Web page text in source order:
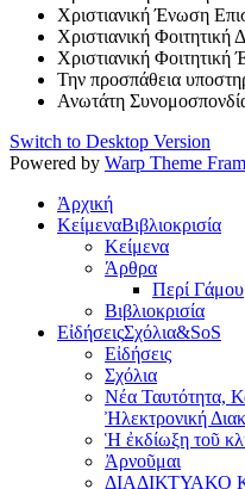
Χριστιανική Ένωση
Χριστιανική
Χριστιανική
Την προσπάθεια
Ανωτάτη
Switch to Desktop Version
Powered by Warp Theme
Ἀρχική
ΚείμεναΒιβλιοκρισία
Κείμενα
Άρθρα
Περί Γάμου
Βιβλιοκρισία
ΕἰδήσειςΣχόλια&SoS
Εἰδήσεις
Σχόλια
Νέα Ταυτότητα,
Ἠλεκτρονική
Ἡ ἐκδίωξη τοῦ
Ἀρνοῦμαι
ΔΙΑΔΙΚΤΥΑΚΟ